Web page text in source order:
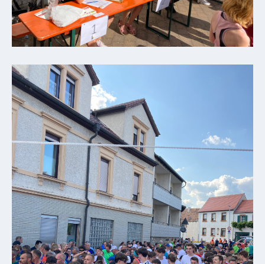
Datenschutz
Kontakt
Veranstaltungen
und Events
Kultur &
Freizeit
Feste
feiern
Wandern/Nord.Walking
Radfahren
VG
Musikschule
und VHS